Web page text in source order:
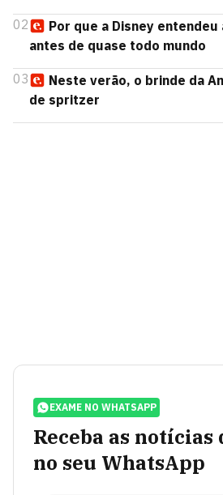
02
Por que a Disney
antes de quase todo mundo
03
Neste verão, o brinde da
de spritzer
EXAME NO WHATSAPP
Receba as notícias
no seu WhatsApp